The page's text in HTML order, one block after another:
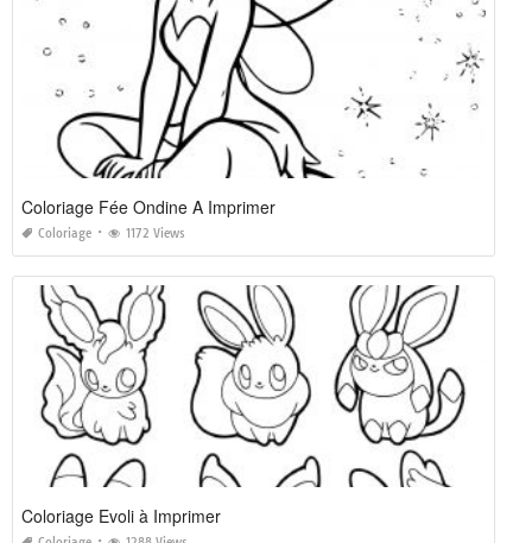
Coloriage Fée Ondine A Imprimer
Coloriage 1172 Views
Coloriage Evoli à Imprimer